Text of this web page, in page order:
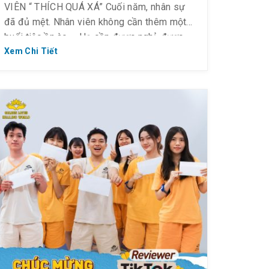
VIÊN “ THÍCH QUÁ XÁ” Cuối năm, nhân sự
đã đủ mệt. Nhân viên không cần thêm một
buổi tiệc ồn ào – Họ cần được nghỉ, được
chăm sóc và được quan tâm đúng cách.
Xem Chi Tiết